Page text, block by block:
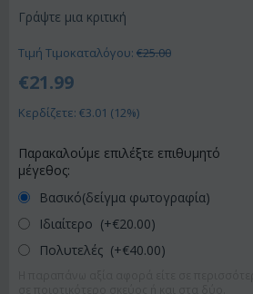
Γράψτε μια κριτική
Τιμή Τιμοκαταλόγου: €25.00
€21.99
Κερδίζετε: €3.01 (12%)
Παρακαλούμε επιλέξτε επιθυμητό
μέγεθος:
Βασικό(δείγμα φωτογραφία)
Ιδιαίτερο (+€20.00)
Πολυτελές (+€40.00)